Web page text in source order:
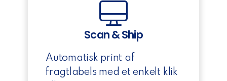
Scan & Ship
Automatisk print af
fragtlabels med et enkelt klik